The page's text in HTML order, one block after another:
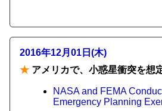
2016年12月01日(木)
★ アメリカで、小惑星衝突を想
NASA and FEMA
Emergency Planning